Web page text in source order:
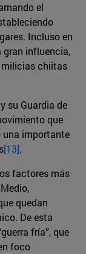
el
Incluso en
gran influencia,
milicias chiitas
su Guardia de
que
una importante
[13].
factores más
quedan
De esta
fría”, que
foco